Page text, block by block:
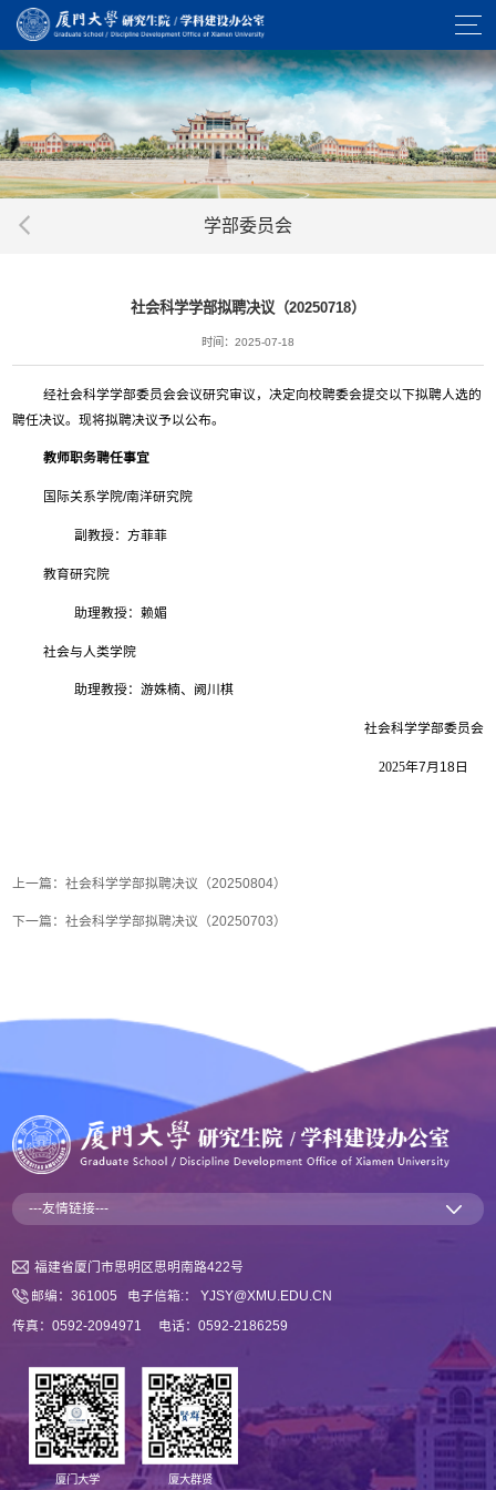
学部委员会
社会科学学部拟聘决议（20250718）
时间：2025-07-18
经社会科学学部委员会会议研究审议，决定向校聘委会提交以下拟聘人选的
聘任决议。现将拟聘决议予以公布。
教师职务聘任事宜
国际关系学院/南洋研究院
副教授：方菲菲
教育研究院
助理教授：赖媚
社会与人类学院
助理教授：游姝楠、阙川棋
社会科学学部委员会
2025年7月 18日
上一篇：社会科学学部拟聘决议（20250804）
下一篇：社会科学学部拟聘决议（20250703）
---友情链接---
福建省厦门市思明区思明南路422号
邮编：361005 电子信箱:： YJSY@XMU.EDU.CN
传真：0592-2094971 电话：0592-2186259
厦门大学 厦大群贤